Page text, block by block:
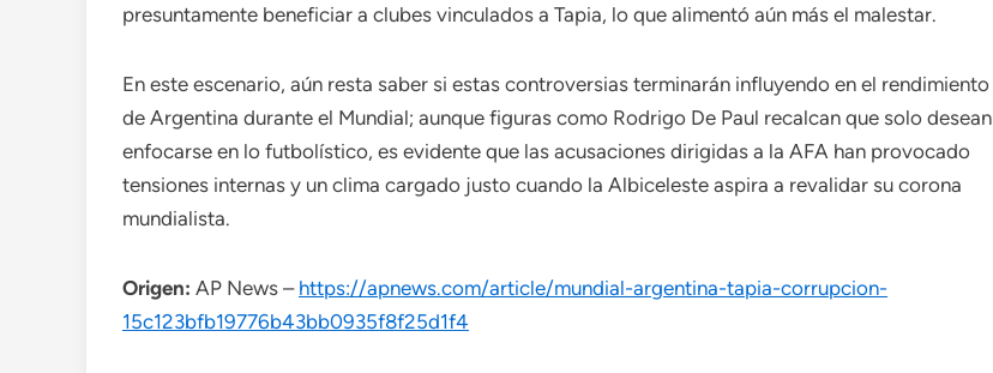
presuntamente beneficiar a clubes vinculados a Tapia, lo que alimentó aún más el malestar.
En este escenario, aún resta saber si estas controversias terminarán influyendo en el rendimiento
de Argentina durante el Mundial; aunque figuras como Rodrigo De Paul recalcan que solo desean
enfocarse en lo futbolístico, es evidente que las acusaciones dirigidas a la AFA han provocado
tensiones internas y un clima cargado justo cuando la Albiceleste aspira a revalidar su corona
mundialista.
Origen: AP News – https://apnews.com/article/mundial-argentina-tapia-corrupcion-
15c123bfb19776b43bb0935f8f25d1f4